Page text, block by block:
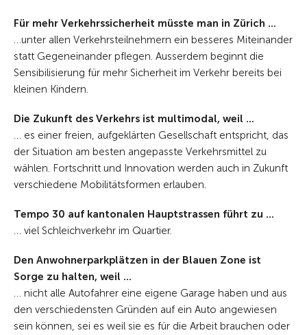
Für mehr Verkehrssicherheit müsste man in Zürich ...
…unter allen Verkehrsteilnehmern ein besseres Miteinander
statt Gegeneinander pflegen. Ausserdem beginnt die
Sensibilisierung für mehr Sicherheit im Verkehr bereits bei
kleinen Kindern.
Die Zukunft des Verkehrs ist multimodal, weil ...
… es einer freien, aufgeklärten Gesellschaft entspricht, das
der Situation am besten angepasste Verkehrsmittel zu
wählen. Fortschritt und Innovation werden auch in Zukunft
verschiedene Mobilitätsformen erlauben.
Tempo 30 auf kantonalen Hauptstrassen führt zu ...
… viel Schleichverkehr im Quartier.
Den Anwohnerparkplätzen in der Blauen Zone ist
Sorge zu halten, weil ...
… nicht alle Autofahrer eine eigene Garage haben und aus
den verschiedensten Gründen auf ein Auto angewiesen
sein können, sei es weil sie es für die Arbeit brauchen oder